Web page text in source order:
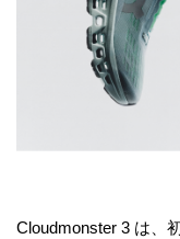
Cloudmonster 3 は、